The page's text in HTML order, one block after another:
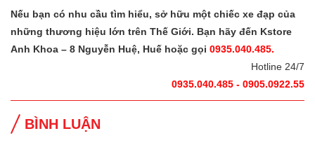
Nếu bạn có nhu cầu tìm hiểu, sở hữu một chiếc xe đạp của
những thương hiệu lớn trên Thế Giới. Bạn hãy đến Kstore
Anh Khoa – 8 Nguyễn Huệ, Huế hoặc gọi 0935.040.485.
Hotline 24/7
0935.040.485 - 0905.0922.55
BÌNH LUẬN